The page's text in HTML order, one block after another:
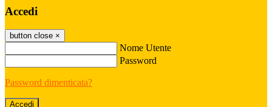
Accedi
button close ×
Nome Utente
Password
Password dimenticata?